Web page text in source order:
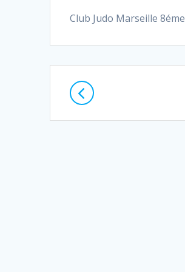
Club Judo Marseille 8éme
Posts
navigation